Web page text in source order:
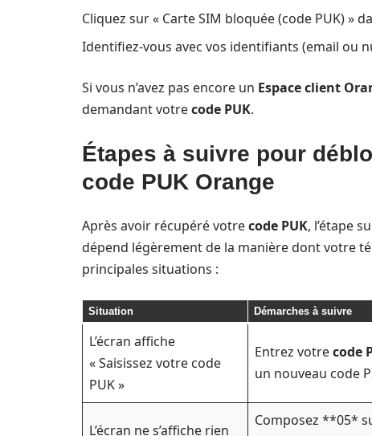
Cliquez sur « Carte SIM bloquée (code PUK) »
Identifiez-vous avec vos identifiants (email ou
Si vous n’avez pas encore un Espace client
demandant votrecode PUK.
Étapes à suivre pour
code PUK Orange
Après avoir récupéré votrecode PUK, l’étape
dépend légèrement de la manière dont votre
principales situations :
Situation Démarches à suivre
L’écran affiche
« Saisissez votre code
PUK »
Entrez votrecode
un nouveau code
L’écran ne s’affiche rien
Composez **05*